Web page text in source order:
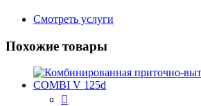
Смотреть услуги
Похожие товары